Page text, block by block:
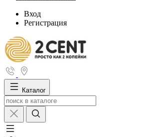
Вход
Регистрация
Каталог